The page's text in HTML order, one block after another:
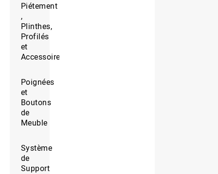
Piétement
,
Plinthes,
Profilés
et
Accessoires
Poignées
et
Boutons
de
Meuble
Système
de
Support